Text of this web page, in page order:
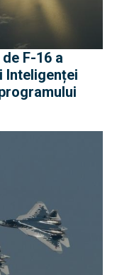
F-16 a
Inteligenței